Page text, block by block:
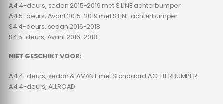
A4 4-deurs, sedan 2015-2019 met S LINE achterbumper
A4 5-deurs, Avant 2015-2019 met S LINE achterbumper
S4 4-deurs, sedan 2016-2018
S4 5-deurs, Avant 2016-2018
NIET GESCHIKT VOOR:
A4 4-deurs, sedan & AVANT met Standaard ACHTERBUMPER
A4 4-deurs, ALLROAD